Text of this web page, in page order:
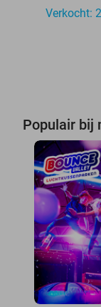
Verkocht:
Populair bij